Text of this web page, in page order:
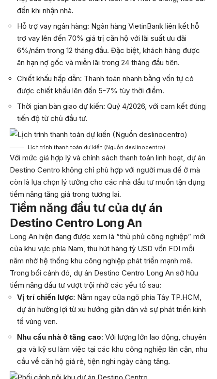
đến khi nhận nhà.
Hỗ trợ vay ngân hàng: Ngân hàng VietinBank liên kết hỗ
trợ vay lên đến 70% giá trị căn hộ với lãi suất ưu đãi
6%/năm trong 12 tháng đầu. Đặc biệt, khách hàng được
ân hạn nợ gốc và miễn lãi trong 24 tháng đầu tiên.
Chiết khấu hấp dẫn: Thanh toán nhanh bằng vốn tự có
được chiết khấu lên đến 5-7% tùy thời điểm.
Thời gian bàn giao dự kiến: Quý 4/2026, với cam kết đúng
tiến độ từ chủ đầu tư.
Lịch trình thanh toán dự kiến (Nguồn deslinocentro)
Với mức giá hợp lý và chính sách thanh toán linh hoạt, dự án
Destino Centro không chỉ phù hợp với người mua để ở mà
còn là lựa chọn lý tưởng cho các nhà đầu tư muốn tận dụng
tiềm năng tăng giá trong tương lai.
Tiềm năng đầu tư của dự án
Destino Centro Long An
Long An hiện đang được xem là “thủ phủ công nghiệp” mới
của khu vực phía Nam, thu hút hàng tỷ USD vốn FDI mỗi
năm nhờ hệ thống khu công nghiệp phát triển mạnh mẽ.
Trong bối cảnh đó, dự án Destino Centro Long An sở hữu
tiềm năng đầu tư vượt trội nhờ các yếu tố sau:
Vị trí chiến lược: Nằm ngay cửa ngõ phía Tây TP.HCM,
dự án hưởng lợi từ xu hướng giãn dân và sự phát triển kinh
tế vùng ven.
Nhu cầu nhà ở tăng cao: Với lượng lớn lao động, chuyên
gia và kỹ sư làm việc tại các khu công nghiệp lân cận, nhu
cầu về căn hộ giá rẻ, tiện nghi ngày càng tăng.